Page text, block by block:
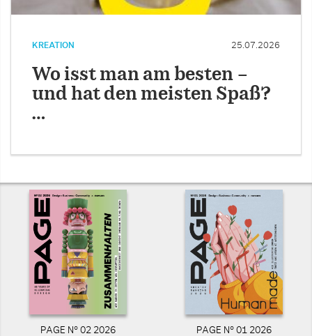
KREATION 25.07.2026
Wo isst man am besten –
und hat den meisten Spaß?
…
PAGE N° 02 2026 PAGE N° 01 2026